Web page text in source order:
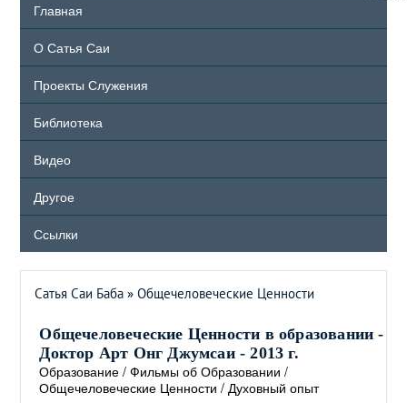
Главная
О Сатья Саи
Проекты Служения
Библиотека
Видео
Другое
Ссылки
Сатья Саи Баба »Общечеловеческие Ценности
Общечеловеческие Ценности в образовании -
Доктор Арт Онг Джумсаи - 2013 г.
Образование /Фильмы об Образовании /
Общечеловеческие Ценности /Духовный опыт